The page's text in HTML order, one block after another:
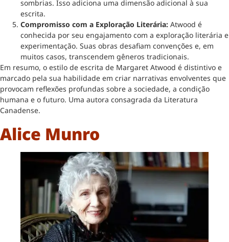
sombrias. Isso adiciona uma dimensão adicional à sua
escrita.
Compromisso com a Exploração Literária: Atwood é
conhecida por seu engajamento com a exploração literária e
experimentação. Suas obras desafiam convenções e, em
muitos casos, transcendem gêneros tradicionais.
Em resumo, o estilo de escrita de Margaret Atwood é distintivo e
marcado pela sua habilidade em criar narrativas envolventes que
provocam reflexões profundas sobre a sociedade, a condição
humana e o futuro. Uma autora consagrada da Literatura
Canadense.
Alice Munro